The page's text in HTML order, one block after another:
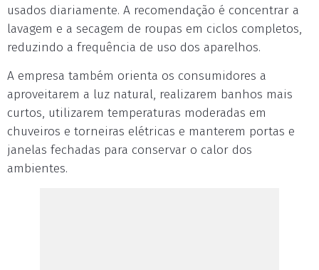
usados diariamente. A recomendação é concentrar a
lavagem e a secagem de roupas em ciclos completos,
reduzindo a frequência de uso dos aparelhos.
A empresa também orienta os consumidores a
aproveitarem a luz natural, realizarem banhos mais
curtos, utilizarem temperaturas moderadas em
chuveiros e torneiras elétricas e manterem portas e
janelas fechadas para conservar o calor dos
ambientes.